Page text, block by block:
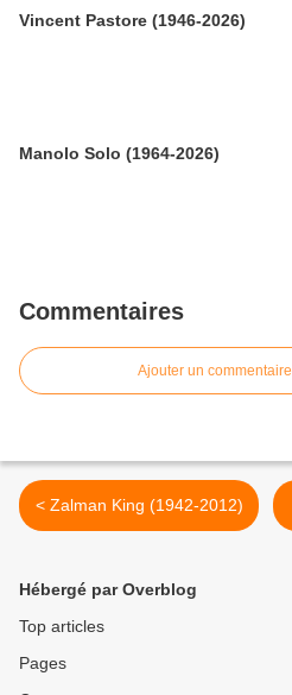
Vincent Pastore (1946-2026)
Manolo Solo (1964-2026)
Commentaires
Ajouter un commentaire
< Zalman King (1942-2012)
Hébergé par Overblog
Top articles
Pages